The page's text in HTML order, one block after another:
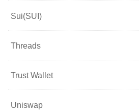
Sui(SUI)
Threads
Trust Wallet
Uniswap